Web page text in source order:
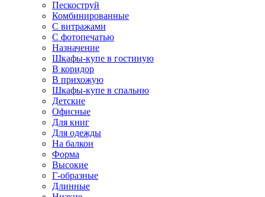
Пескоструй
Комбинированные
С витражами
С фотопечатью
Назначение
Шкафы-купе в гостиную
В коридор
В прихожую
Шкафы-купе в спальню
Детские
Офисные
Для книг
Для одежды
На балкон
Форма
Высокие
Г-образные
Длинные